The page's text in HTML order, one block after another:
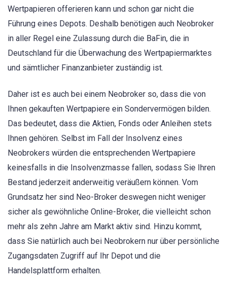
Wertpapieren offerieren kann und schon gar nicht die
Führung eines Depots. Deshalb benötigen auch Neobroker
in aller Regel eine Zulassung durch die BaFin, die in
Deutschland für die Überwachung des Wertpapiermarktes
und sämtlicher Finanzanbieter zuständig ist.
Daher ist es auch bei einem Neobroker so, dass die von
Ihnen gekauften Wertpapiere ein Sondervermögen bilden.
Das bedeutet, dass die Aktien, Fonds oder Anleihen stets
Ihnen gehören. Selbst im Fall der Insolvenz eines
Neobrokers würden die entsprechenden Wertpapiere
keinesfalls in die Insolvenzmasse fallen, sodass Sie Ihren
Bestand jederzeit anderweitig veräußern können. Vom
Grundsatz her sind Neo-Broker deswegen nicht weniger
sicher als gewöhnliche Online-Broker, die vielleicht schon
mehr als zehn Jahre am Markt aktiv sind. Hinzu kommt,
dass Sie natürlich auch bei Neobrokern nur über persönliche
Zugangsdaten Zugriff auf Ihr Depot und die
Handelsplattform erhalten.